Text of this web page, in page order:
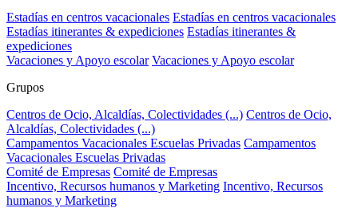
Estadías en centros vacacionales Estadías en centros vacacionales
Estadías itinerantes & expediciones Estadías itinerantes &
expediciones
Vacaciones y Apoyo escolar Vacaciones y Apoyo escolar
Grupos
Centros de Ocio, Alcaldías, Colectividades (...) Centros de Ocio,
Alcaldías, Colectividades (...)
Campamentos Vacacionales Escuelas Privadas Campamentos
Vacacionales Escuelas Privadas
Comité de Empresas Comité de Empresas
Incentivo, Recursos humanos y Marketing Incentivo, Recursos
humanos y Marketing